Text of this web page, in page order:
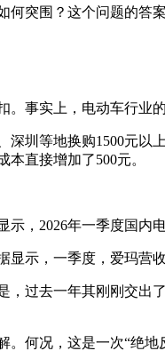
突围？这个问题的答
事实上，电动车行业
深圳等地换购1500元
直接增加了500元。
，2026年一季度国内
示，一季度，爱玛营
过去一年其刚刚交出
。何况，这是一次“绝